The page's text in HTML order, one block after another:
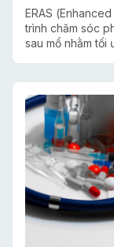
ERAS
trình chăm sóc
sau mổ nhằm tối
ERAS được
đầu tiên cho
đến nay, mô
nhiều cơ sở y